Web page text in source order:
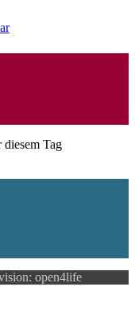
diesem Tag
open4life